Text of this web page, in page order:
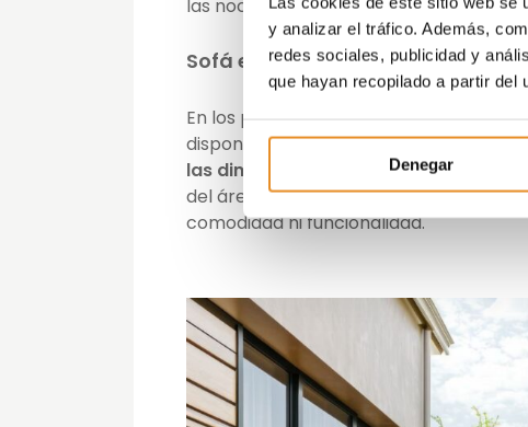
y analizar el tráfico. Además,
redes sociales, publicidad y
que hayan recopilado a partir del
Denegar
las noches frescas al aire libre.
Sofá esquinero
En los patios pequeños, la elección
disponible.Considera la
las dimensiones de tu patio. Un sofá
del área disponible, permitiéndote
comodidad ni funcionalidad.